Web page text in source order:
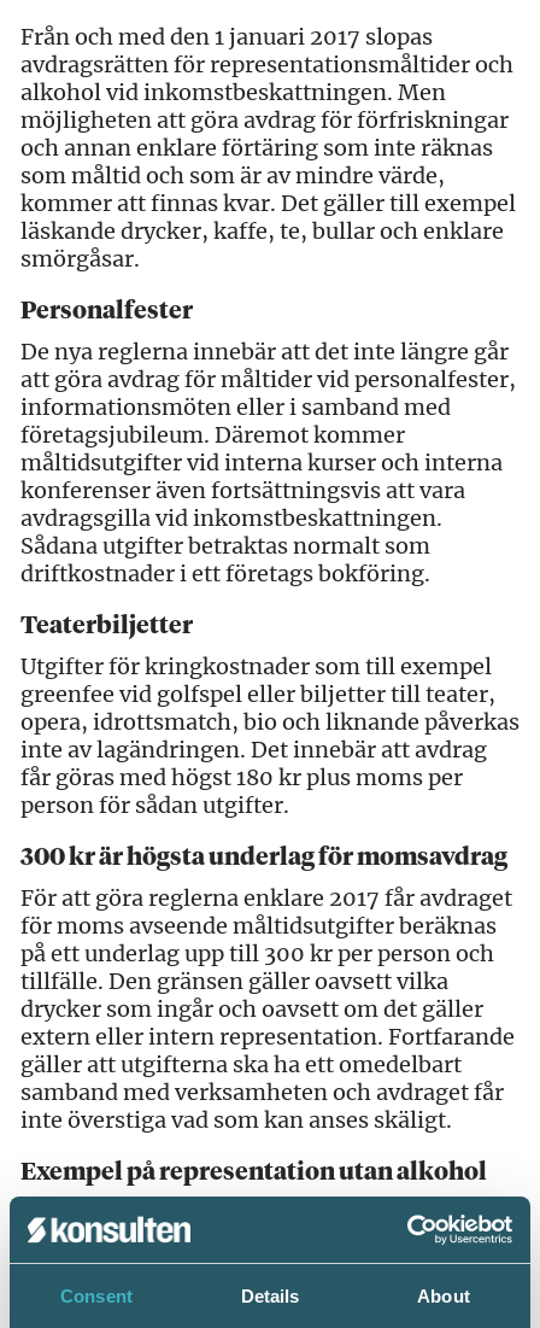
Consent Details About
Från och med den 1 januari 2017 slopas
avdragsrätten för representationsmåltider och
alkohol vid inkomstbeskattningen. Men
möjligheten att göra avdrag för förfriskningar
och annan enklare förtäring som inte räknas
som måltid och som är av mindre värde,
kommer att finnas kvar. Det gäller till exempel
läskande drycker, kaffe, te, bullar och enklare
smörgåsar.
Personalfester
De nya reglerna innebär att det inte längre går
att göra avdrag för måltider vid personalfester,
informationsmöten eller i samband med
företagsjubileum. Däremot kommer
måltidsutgifter vid interna kurser och interna
konferenser även fortsättningsvis att vara
avdragsgilla vid inkomstbeskattningen.
Sådana utgifter betraktas normalt som
driftkostnader i ett företags bokföring.
Teaterbiljetter
Utgifter för kringkostnader som till exempel
greenfee vid golfspel eller biljetter till teater,
opera, idrottsmatch, bio och liknande påverkas
inte av lagändringen. Det innebär att avdrag
får göras med högst 180 kr plus moms per
person för sådan utgifter.
300 kr är högsta underlag för momsavdrag
För att göra reglerna enklare 2017 får avdraget
för moms avseende måltidsutgifter beräknas
på ett underlag upp till 300 kr per person och
tillfälle. Den gränsen gäller oavsett vilka
drycker som ingår och oavsett om det gäller
extern eller intern representation. Fortfarande
gäller att utgifterna ska ha ett omedelbart
samband med verksamheten och avdraget får
inte överstiga vad som kan anses skäligt.
Exempel på representation utan alkohol
I samband med en representationsmåltid med
några kunder får du ett restaurangkvitto där
kostnaden per måltid uppgår till 300 kr
inklusive cirka 32 kr i moms. Momssatsen är 12